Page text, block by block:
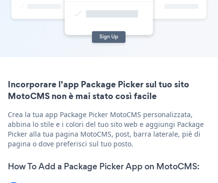
Incorporare l'app Package Picker sul tuo sito
MotoCMS non è mai stato così facile
Crea la tua app Package Picker MotoCMS personalizzata,
abbina lo stile e i colori del tuo sito web e aggiungi Package
Picker alla tua pagina MotoCMS, post, barra laterale, piè di
pagina o dove preferisci sul tuo posto.
How To Add a Package Picker App on MotoCMS: